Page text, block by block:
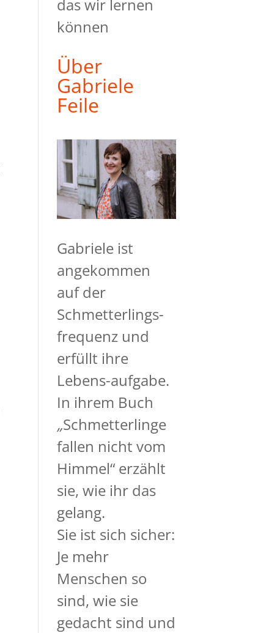
das wir lernen
können
Über
Gabriele
Feile
Gabriele ist
angekommen
auf der
Schmetterlings-
frequenz und
erfüllt ihre
Lebens-aufgabe.
In ihrem Buch
„Schmetterlinge
fallen nicht vom
Himmel“ erzählt
sie, wie ihr das
gelang.
Sie ist sich sicher:
Je mehr
Menschen so
sind, wie sie
gedacht sind und